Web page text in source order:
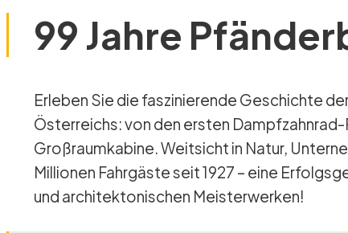
99 Jahre
Erleben Sie die faszinierende Geschichte der dritten Seilschwebebahn
Österreichs: von den ersten
Großraumkabine. Weitsicht in Natur,
Millionen Fahrgäste seit 1927 – eine
und architektonischen Meisterwerken!